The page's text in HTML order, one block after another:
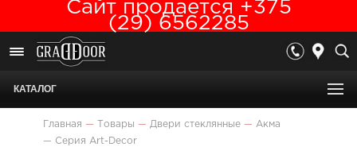
Сайт продается +375
(29) 6562285
КАТАЛОГ
Главная — Товары — Двери стеклянные — Акма
— Серия Art-Deсor